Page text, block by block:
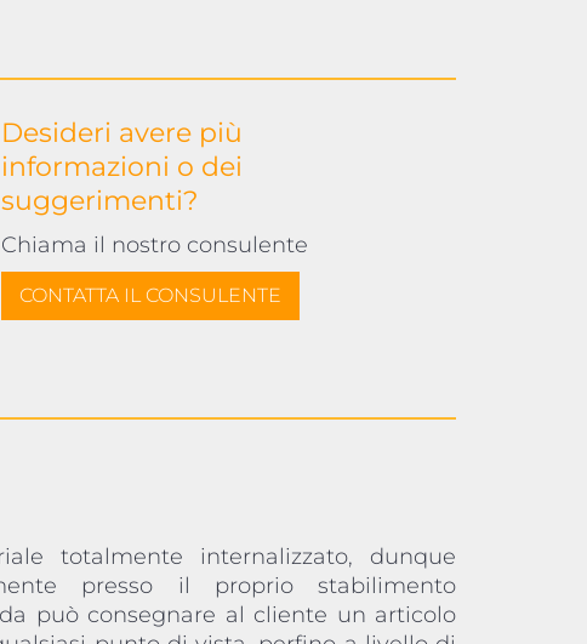
Desideri avere più
informazioni o dei
suggerimenti?
Chiama il nostro consulente
CONTATTA IL CONSULENTE